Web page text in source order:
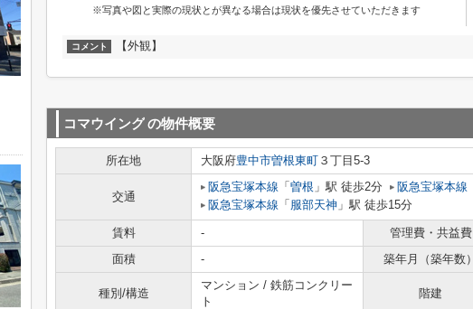
※写真や図と実際の現状とが異なる場合は現状を優先させていただきます
コメント 【外観】
コマウイングの物件概要
所在地 大阪府豊中市曽根東町 ３丁目5-3
交通
阪急宝塚本線 「 曽根 」駅 徒歩2分 阪急宝塚本線
阪急宝塚本線 「 服部天神 」駅 徒歩15分
賃料 - 管理費・共益費
面積
- 築年月（築年数）
種別/構造
マンション / 鉄筋コンクリー
ト
階建